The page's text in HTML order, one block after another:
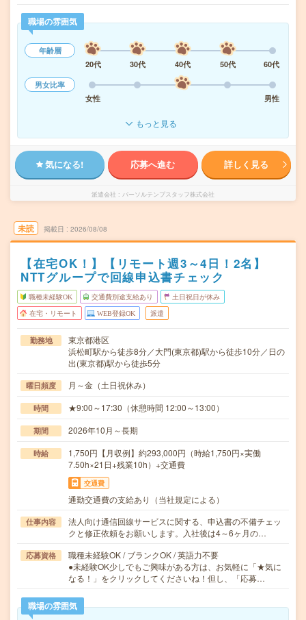
職場の雰囲気
年齢層
20代
30代 40代 50代
60代
男女比率
女性
男性
もっと見る
気になる! 応募へ進む 詳しく見る
派遣会社 パーソルテンプスタッフ株式会社
未読 掲載日 2026/08/08
【在宅OK！】【リモート週3～4日！2名】
NTTグループで回線申込書チェック
職種未経験OK 交通費別途支給あり 土日祝日が休み
在宅・リモート WEB登録OK 派遣
勤務地
東京都港区
浜松町駅から徒歩8分／大門(東京都)駅から徒歩10分／日の
出(東京都)駅から徒歩5分
曜日頻度 月～金（土日祝休み）
時間 ★9:00～17:30（休憩時間 12:00～13:00）
期間 2026年10月～長期
時給
1,750円【月収例】約293,000円（時給1,750円×実働
7.50h×21日+残業10h）+交通費
交通費
通勤交通費の支給あり（当社規定による）
仕事内容
法人向け通信回線サービスに関する、申込書の不備チェッ
クと修正依頼をお願いします。入社後は4～6ヶ月の…
応募資格
職種未経験OK / ブランクOK / 英語力不要
●未経験OK少しでもご興味がある方は、お気軽に「★気に
なる！」をクリックしてくださいね！但し、「応募…
職場の雰囲気